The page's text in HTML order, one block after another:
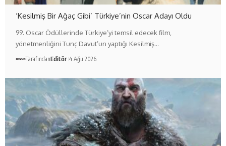
‘Kesilmiş Bir Ağaç Gibi’ Türkiye’nin Oscar Adayı Oldu
99. Oscar Ödüllerinde Türkiye’yi temsil edecek film,
yönetmenliğini Tunç Davut’un yaptığı Kesilmiş…
TarafındanEditör 4 Ağu 2026